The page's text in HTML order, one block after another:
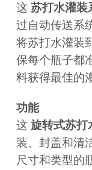
这 苏打水灌装
过自动传送系
将苏打水灌装
保每个瓶子都
料获得最佳的
功能
这 旋转式苏打
装、封盖和清
尺寸和类型的